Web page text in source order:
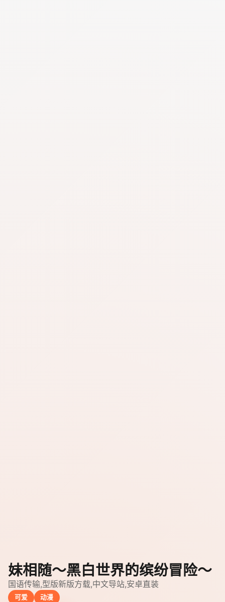
妹相随～黑白世界的缤纷冒险～
国语传输,型版新版方载,中文导站,安卓直装
可爱 动漫